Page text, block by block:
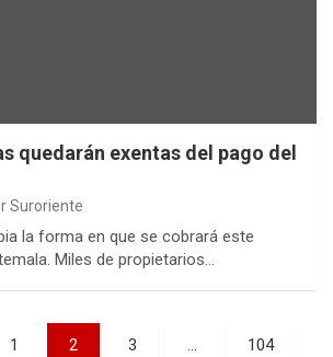
quedarán exentas del pago del
Suroriente
la forma en que se cobrará este
Miles de propietarios…
1 2 3 … 104